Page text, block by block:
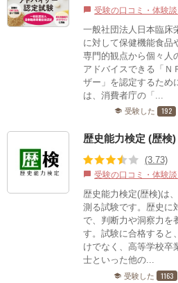
chat_bubble 受験の口コミ・体験
一般社団法人日本臨床
に対して保健機能食品
専門的観点から個々人
アドバイスできる「Ｎ
ザー」を認定するため
は、消費者庁の「...
school 受験した 192
歴史能力検定 (歴検)
(3.73)
chat_bubble 受験の口コミ・体験
歴史能力検定(歴検)は
測る試験です。歴史に
で、判断力や洞察力を
す。試験に合格すると
けでなく、高等学校卒
士といった他の...
school 受験した 1163